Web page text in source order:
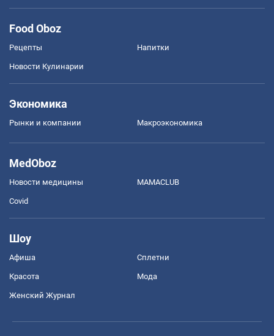
Food Oboz
Рецепты Напитки
Новости Кулинарии
Экономика
Рынки и компании Mакроэкономика
MedOboz
Новости медицины MAMACLUB
Covid
Шоу
Афиша Сплетни
Красота Мода
Женский Журнал